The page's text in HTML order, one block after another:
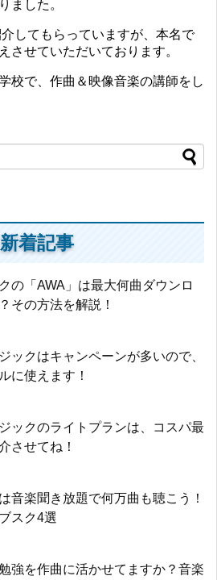
ました。
してもらっていますが、本名で
させていただいております。
校で、作曲＆映像音楽の講師をし
新着記事
の「AWA」は最大何曲ダウンロ
その方法を解説！
ックはキャンペーンが多いので、
に使えます！
ックのライトプランは、コスパ最
させてね！
音楽聞き放題で何万曲も聴こう！
スク4選
強を作曲に活かせてますか？音楽